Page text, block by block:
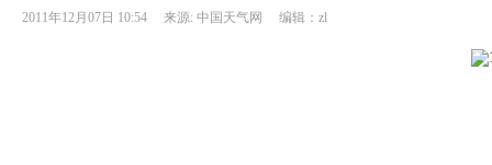
2011年12月07日 10:54 来源: 中国天气网 编辑：zl